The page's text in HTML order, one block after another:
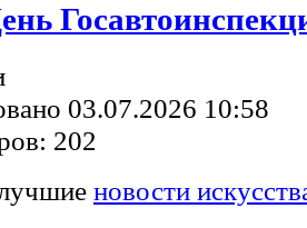
03.07.2026 10:58
202
новости